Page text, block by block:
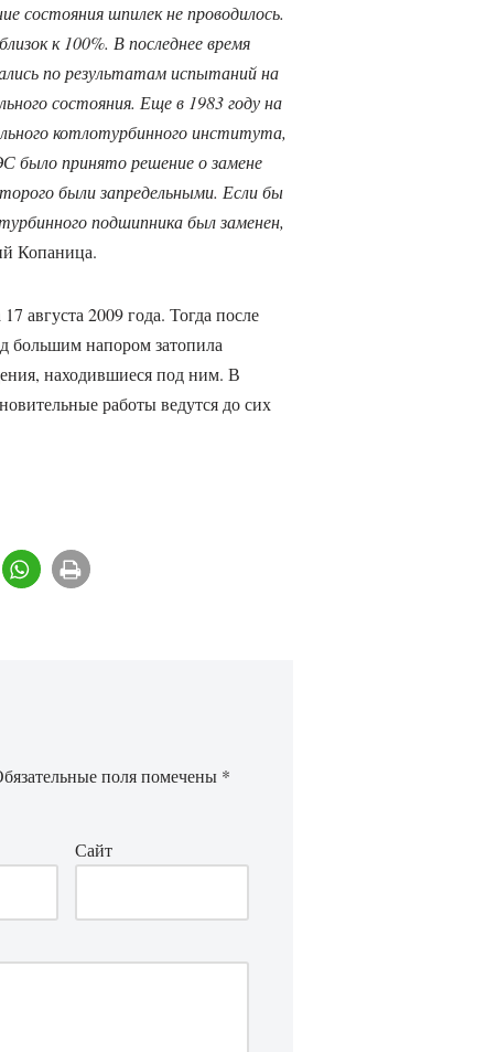
состояния шпилек не проводилось.
к 100%. В последнее время
по результатам испытаний на
состояния. Еще в 1983 году на
котлотурбинного института,
было принято решение о замене
были запредельными. Если бы
подшипника был заменен,
Копаница.
2009 года. Тогда после
большим напором затопила
находившиеся под ним. В
работы ведутся до сих
поля помечены *
Сайт